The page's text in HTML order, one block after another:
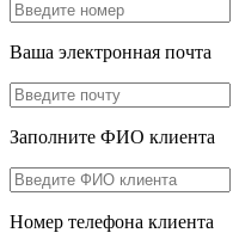
Ваша электронная почта
Заполните ФИО клиента
Номер телефона клиента